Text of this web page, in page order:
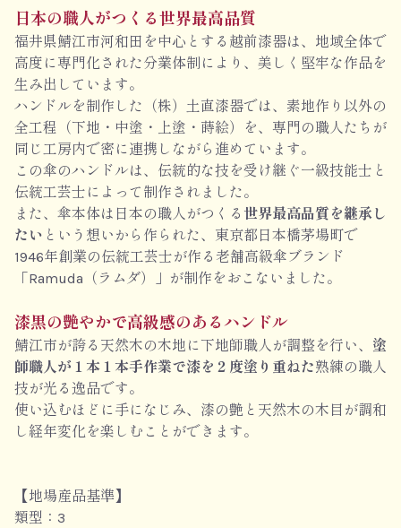
日本の職人がつくる世界最高品質
福井県鯖江市河和田を中心とする越前漆器は、地域全体で
高度に専門化された分業体制により、美しく堅牢な作品を
生み出しています。
ハンドルを制作した（株）土直漆器では、素地作り以外の
全工程（下地・中塗・上塗・蒔絵）を、専門の職人たちが
同じ工房内で密に連携しながら進めています。
この傘のハンドルは、伝統的な技を受け継ぐ一級技能士と
伝統工芸士によって制作されました。
また、傘本体は日本の職人がつくる 世界最高品質を継承し
たい という想いから作られた、東京都日本橋茅場町で
1946年創業の伝統工芸士が作る老舗高級傘ブランド
「Ramuda（ラムダ）」が制作をおこないました。
漆黒の艶やかで高級感のあるハンドル
鯖江市が誇る天然木の木地に下地師職人が調整を行い、 塗
師職人が１本１本手作業で漆を２度塗り重ねた熟練の職人
技が光る逸品です。
使い込むほどに手になじみ、漆の艶と天然木の木目が調和
し経年変化を楽しむことができます。
【地場産品基準】
類型：3